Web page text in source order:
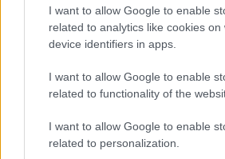
I want to allow Google to enable
related to analytics like cookies on
device identifiers in apps.
I want to allow Google to enable
related to functionality of the
I want to allow Google to enable
related to personalization.
Francia rakott
Húsimádó•2017. október 17.